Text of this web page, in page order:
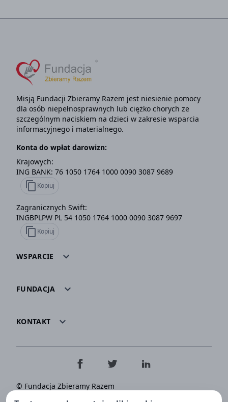
Misją Fundacji Zbieramy Razem jest niesienie pomocy
dla osób niepełnosprawnych lub ciężko chorych ze
szczególnym naciskiem na dzieci w zakresie wsparcia
informacyjnego i materialnego.
Konta do wpłat darowizn:
Krajowych:
ING BANK: 76 1050 1764 1000 0090 3087 9689
content_copy Kopiuj
Zagranicznych Swift:
INGBPLPW PL 54 1050 1764 1000 0090 3087 9697
content_copy Kopiuj
WSPARCIE expand_more
FUNDACJA expand_more
KONTAKT expand_more
© Fundacja Zbieramy Razem